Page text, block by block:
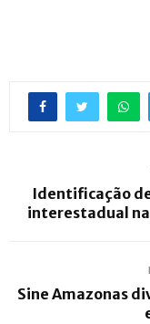
Identificação
interestadual na
Sine Amazonas